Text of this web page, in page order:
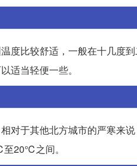
度比较舒适，一般在十几度
适当轻便一些。
对于其他北方城市的严寒来
20℃之间。